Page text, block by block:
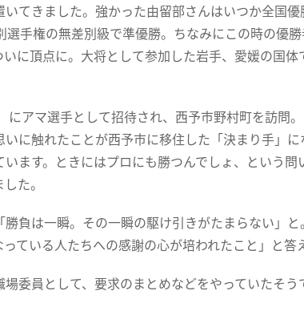
てきました。強かった由留部さんはいつか全国
手権の無差別級で準優勝。ちなみにこの時の優
に頂点に。大将として参加した岩手、愛媛の国
アマ選手として招待され、西予市野村町を訪問
に触れたことが西予市に移住した「決まり手」
ます。ときにはプロにも勝つんでしょ、という
た。
負は一瞬。その一瞬の駆け引きがたまらない」
ている人たちへの感謝の心が培われたこと」と答
委員として、要求のまとめなどをやっていたそう